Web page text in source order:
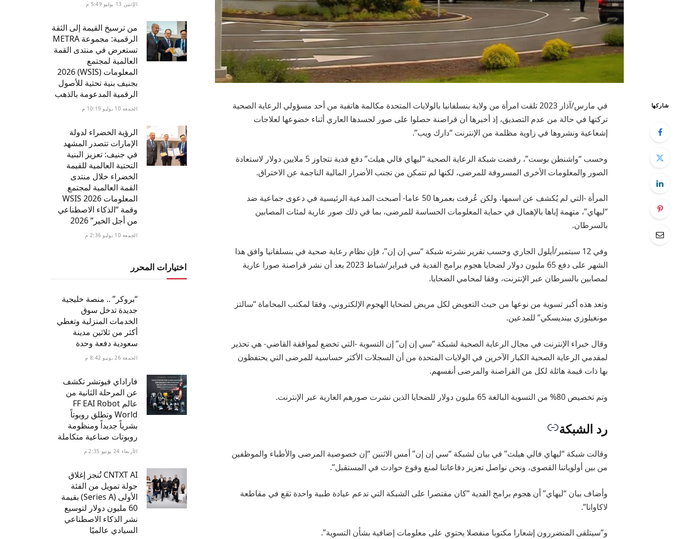
شاركها
في مارس/آذار 2023 تلقت امرأة من ولاية بنسلفانيا بالولايات المتحدة مكالمة هاتفية من أحد مسؤولي الرعاية الصحية
تركتها في حالة من عدم التصديق، إذ أخبرها أن قراصنة حصلوا على صور لجسدها العاري أثناء خضوعها لعلاجات
إشعاعية ونشروها في زاوية مظلمة من الإنترنت “دارك ويب”.
وحسب “واشنطن بوست”، رفضت شبكة الرعاية الصحية “ليهاي فالي هيلث” دفع فدية تتجاوز 5 ملايين دولار لاستعادة
الصور والمعلومات الأخرى المسروقة للمرضى، لكنها لم تتمكن من تجنب الأضرار المالية الناجمة عن الاختراق.
المرأة -التي لم يُكشف عن اسمها، ولكن عُرفت بعمرها 50 عاما- أصبحت المدعية الرئيسية في دعوى جماعية ضد
“ليهاي”، متهمة إياها بالإهمال في حماية المعلومات الحساسة للمرضى، بما في ذلك صور عارية لمئات المصابين
بالسرطان.
وفي 12 سبتمبر/أيلول الجاري وحسب تقرير نشرته شبكة “سي إن إن”، فإن نظام رعاية صحية في بنسلفانيا وافق هذا
الشهر على دفع 65 مليون دولار لضحايا هجوم برامج الفدية في فبراير/شباط 2023 بعد أن نشر قراصنة صورا عارية
لمصابين بالسرطان عبر الإنترنت، وفقا لمحامي الضحايا.
وتعد هذه أكبر تسوية من نوعها من حيث التعويض لكل مريض لضحايا الهجوم الإلكتروني، وفقا لمكتب المحاماة “سالتز
مونغيلوزي بينديسكي” للمدعين.
وقال خبراء الإنترنت في مجال الرعاية الصحية لشبكة “سي إن إن” إن التسوية -التي تخضع لموافقة القاضي- هي تحذير
لمقدمي الرعاية الصحية الكبار الآخرين في الولايات المتحدة من أن السجلات الأكثر حساسية للمرضى التي يحتفظون
بها ذات قيمة هائلة لكل من القراصنة والمرضى أنفسهم.
وتم تخصيص 80% من التسوية البالغة 65 مليون دولار للضحايا الذين نشرت صورهم العارية عبر الإنترنت.
رد الشبكة
وقالت شبكة “ليهاي فالي هيلث” في بيان لشبكة “سي إن إن” أمس الاثنين “إن خصوصية المرضى والأطباء والموظفين
من بين أولوياتنا القصوى، ونحن نواصل تعزيز دفاعاتنا لمنع وقوع حوادث في المستقبل”.
وأضاف بيان “ليهاي” أن هجوم برامج الفدية “كان مقتصرا على الشبكة التي تدعم عيادة طبية واحدة تقع في مقاطعة
لاكاوانا”.
و”سيتلقى المتضررون إشعارا مكتوبا منفصلا يحتوي على معلومات إضافية بشأن التسوية”.
الإثنين 13 يوليو 5:49 م
من ترسيخ القيمة إلى الثقة
الرقمية: مجموعة METRA
تستعرض في منتدى القمة
العالمية لمجتمع
المعلومات (WSIS) 2026
بجنيف بنية تحتية للأصول
الرقمية المدعومة بالذهب
الجمعة 10 يوليو 10:19 م
الرؤية الخضراء لدولة
الإمارات تتصدر المشهد
في جنيف: تعزيز البنية
التحتية العالمية للقيمة
الخضراء خلال منتدى
القمة العالمية لمجتمع
المعلومات WSIS 2026
وقمة “الذكاء الاصطناعي
من أجل الخير” 2026
الجمعة 10 يوليو 2:36 م
اختيارات المحرر
“بروكر” .. منصة خليجية
جديدة تدخل سوق
الخدمات المنزلية وتغطي
أكثر من ثلاثين مدينة
سعودية دفعة وحدة
الجمعة 26 يونيو 8:42 م
فاراداي فيوتشر تكشف
عن المرحلة الثانية من
عالم FF EAI Robot
World وتطلق روبوتاً
بشرياً جديداً ومنظومة
روبوتات صناعية متكاملة
الأربعاء 24 يونيو 2:35 م
CNTXT AI تُنجز إغلاق
جولة تمويل من الفئة
الأولى (Series A) بقيمة
60 مليون دولار لتوسيع
نشر الذكاء الاصطناعي
السيادي عالميًا